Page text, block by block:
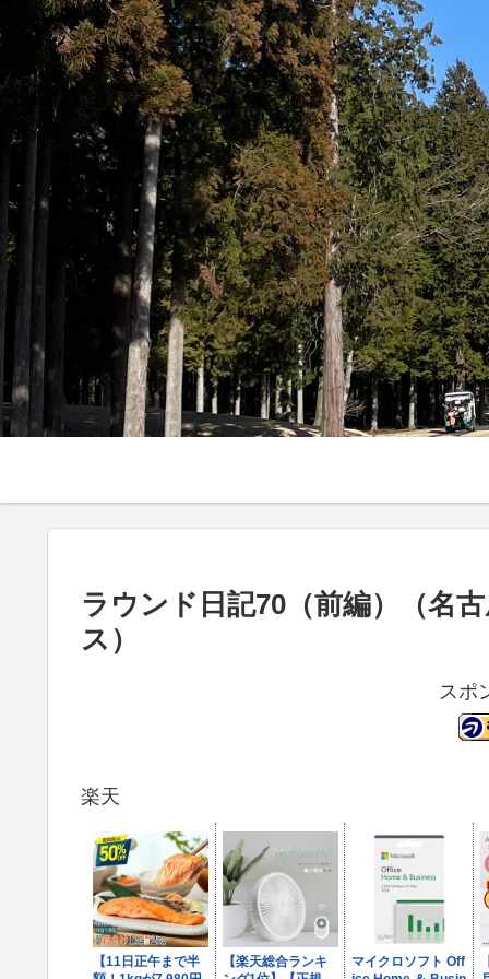
ラウンド日記70（前編）（名
ス）
スポ
楽天